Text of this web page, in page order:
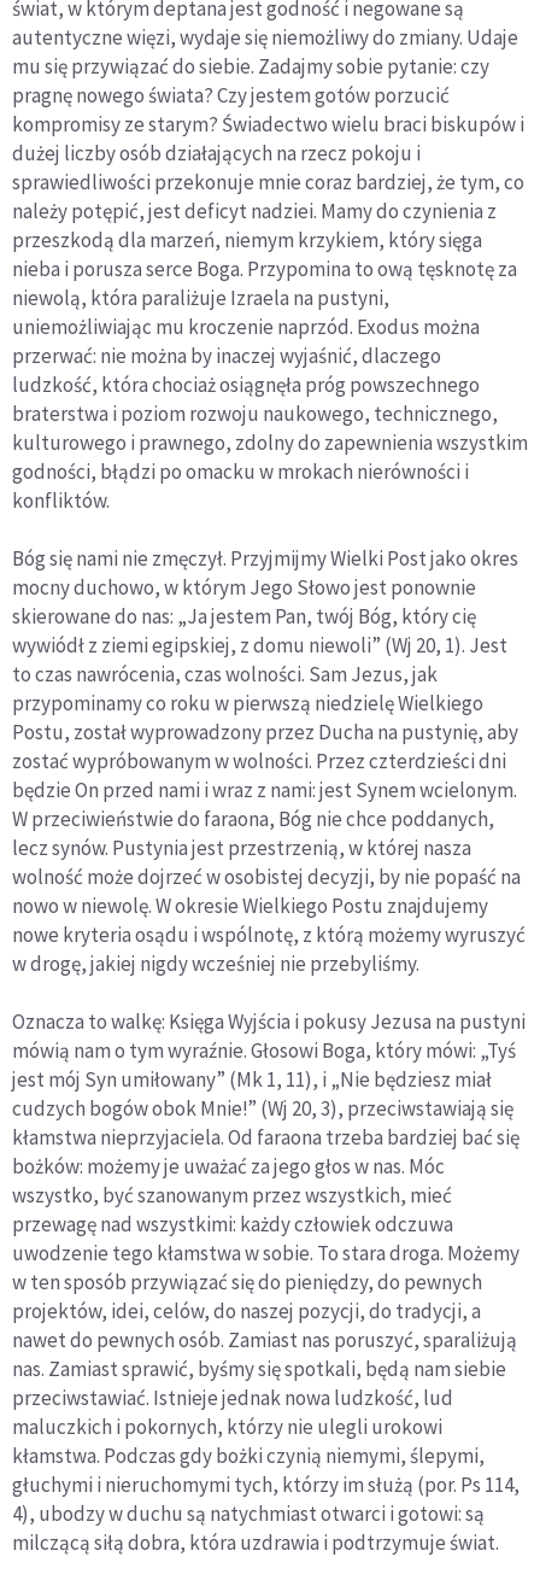
świat, w którym deptana jest godność i negowane są
autentyczne więzi, wydaje się niemożliwy do zmiany. Udaje
mu się przywiązać do siebie. Zadajmy sobie pytanie: czy
pragnę nowego świata? Czy jestem gotów porzucić
kompromisy ze starym? Świadectwo wielu braci biskupów i
dużej liczby osób działających na rzecz pokoju i
sprawiedliwości przekonuje mnie coraz bardziej, że tym, co
należy potępić, jest deficyt nadziei. Mamy do czynienia z
przeszkodą dla marzeń, niemym krzykiem, który sięga
nieba i porusza serce Boga. Przypomina to ową tęsknotę za
niewolą, która paraliżuje Izraela na pustyni,
uniemożliwiając mu kroczenie naprzód. Exodus można
przerwać: nie można by inaczej wyjaśnić, dlaczego
ludzkość, która chociaż osiągnęła próg powszechnego
braterstwa i poziom rozwoju naukowego, technicznego,
kulturowego i prawnego, zdolny do zapewnienia wszystkim
godności, błądzi po omacku w mrokach nierówności i
konfliktów.
Bóg się nami nie zmęczył. Przyjmijmy Wielki Post jako okres
mocny duchowo, w którym Jego Słowo jest ponownie
skierowane do nas: „Ja jestem Pan, twój Bóg, który cię
wywiódł z ziemi egipskiej, z domu niewoli” (Wj 20, 1). Jest
to czas nawrócenia, czas wolności. Sam Jezus, jak
przypominamy co roku w pierwszą niedzielę Wielkiego
Postu, został wyprowadzony przez Ducha na pustynię, aby
zostać wypróbowanym w wolności. Przez czterdzieści dni
będzie On przed nami i wraz z nami: jest Synem wcielonym.
W przeciwieństwie do faraona, Bóg nie chce poddanych,
lecz synów. Pustynia jest przestrzenią, w której nasza
wolność może dojrzeć w osobistej decyzji, by nie popaść na
nowo w niewolę. W okresie Wielkiego Postu znajdujemy
nowe kryteria osądu i wspólnotę, z którą możemy wyruszyć
w drogę, jakiej nigdy wcześniej nie przebyliśmy.
Oznacza to walkę: Księga Wyjścia i pokusy Jezusa na pustyni
mówią nam o tym wyraźnie. Głosowi Boga, który mówi: „Tyś
jest mój Syn umiłowany” (Mk 1, 11), i „Nie będziesz miał
cudzych bogów obok Mnie!” (Wj 20, 3), przeciwstawiają się
kłamstwa nieprzyjaciela. Od faraona trzeba bardziej bać się
bożków: możemy je uważać za jego głos w nas. Móc
wszystko, być szanowanym przez wszystkich, mieć
przewagę nad wszystkimi: każdy człowiek odczuwa
uwodzenie tego kłamstwa w sobie. To stara droga. Możemy
w ten sposób przywiązać się do pieniędzy, do pewnych
projektów, idei, celów, do naszej pozycji, do tradycji, a
nawet do pewnych osób. Zamiast nas poruszyć, sparaliżują
nas. Zamiast sprawić, byśmy się spotkali, będą nam siebie
przeciwstawiać. Istnieje jednak nowa ludzkość, lud
maluczkich i pokornych, którzy nie ulegli urokowi
kłamstwa. Podczas gdy bożki czynią niemymi, ślepymi,
głuchymi i nieruchomymi tych, którzy im służą (por. Ps 114,
4), ubodzy w duchu są natychmiast otwarci i gotowi: są
milczącą siłą dobra, która uzdrawia i podtrzymuje świat.